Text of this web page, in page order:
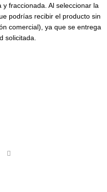
fraccionada. Al seleccionar la
podrías recibir el producto sin
comercial), ya que se entrega
solicitada.